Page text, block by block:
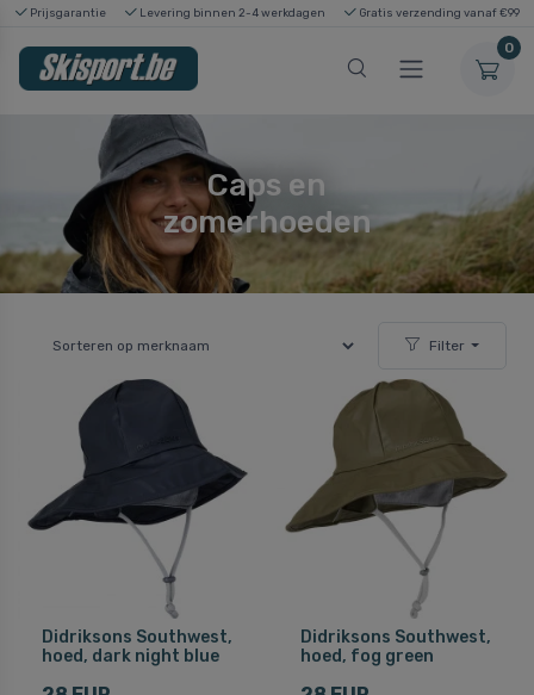
Prijsgarantie Levering binnen 2-4 werkdagen Gratis verzending vanaf €99
0
Caps en
zomerhoeden
Filter
Didriksons Southwest,
hoed, dark night blue
Didriksons Southwest,
hoed, fog green